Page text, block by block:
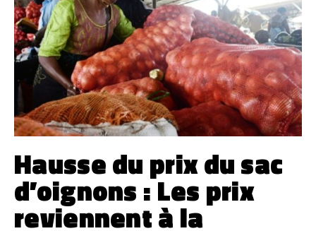
Hausse du prix du sac
d’oignons : Les prix
reviennent à la